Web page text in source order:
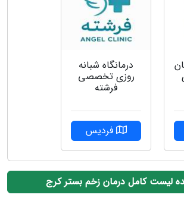
درمانگاه شبانه
روزی تخصصی
فرشته
فردیس
لیست کامل درمان زخم بستر کرج